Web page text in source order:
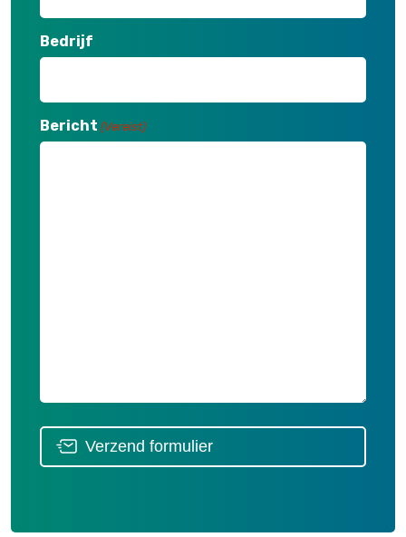
Bedrijf
Bericht (Vereist)
Verzend formulier